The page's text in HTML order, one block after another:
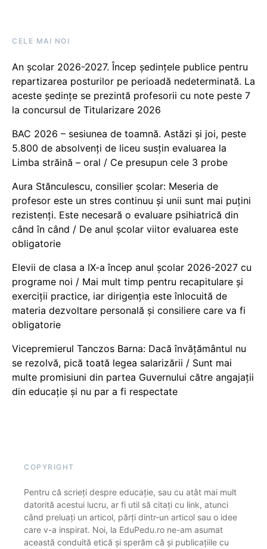
CELE MAI NOI
An școlar 2026-2027. Încep ședințele publice pentru
repartizarea posturilor pe perioadă nedeterminată. La
aceste ședințe se prezintă profesorii cu note peste 7
la concursul de Titularizare 2026
BAC 2026 – sesiunea de toamnă. Astăzi și joi, peste
5.800 de absolvenți de liceu susțin evaluarea la
Limba străină – oral / Ce presupun cele 3 probe
Aura Stănculescu, consilier școlar: Meseria de
profesor este un stres continuu și unii sunt mai puțini
rezistenți. Este necesară o evaluare psihiatrică din
când în când / De anul școlar viitor evaluarea este
obligatorie
Elevii de clasa a IX-a încep anul școlar 2026-2027 cu
programe noi / Mai mult timp pentru recapitulare și
exerciții practice, iar dirigenția este înlocuită de
materia dezvoltare personală și consiliere care va fi
obligatorie
Vicepremierul Tanczos Barna: Dacă învățământul nu
se rezolvă, pică toată legea salarizării / Sunt mai
multe promisiuni din partea Guvernului către angajații
din educație și nu par a fi respectate
COPYRIGHT
Pentru că scrieți despre educație, sau cu atât mai mult
datorită acestui lucru, ar fi util să citați cu link, atunci
când preluați un articol, părți dintr-un articol sau o idee
care v-a inspirat. Noi, la EduPedu.ro ne-am asumat
această conduită etică și sperăm că și publicațiile cu